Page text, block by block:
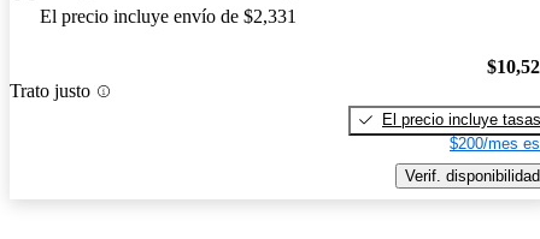
El precio incluye envío de $2,331
Trato justo
El precio incluye tasas
$200/mes
Verif. disponibilidad